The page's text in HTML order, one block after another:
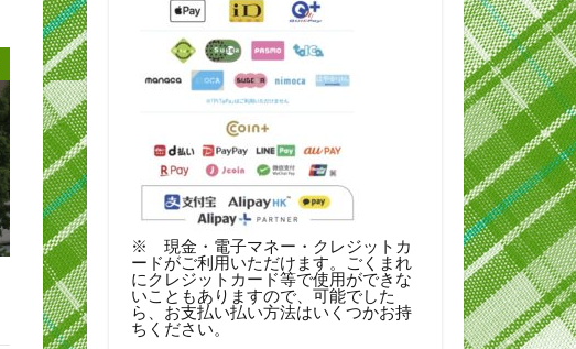
※ 現金・電子マネー・クレジットカ
ードがご利用いただけます。ごくまれ
にクレジットカード等で使用ができな
いこともありますので、可能でした
ら、お支払い払い方法はいくつかお持
ちください。